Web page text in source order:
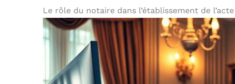
Le rôle du notaire dans l’établissement de